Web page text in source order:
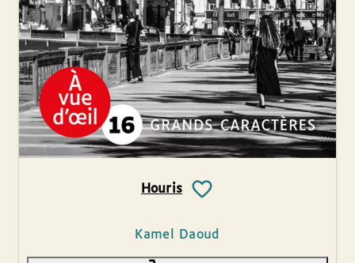
Houris
Kamel Daoud